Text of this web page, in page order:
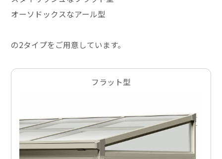
オーソドックスなアール型
の2タイプをご用意しています。
フラット型